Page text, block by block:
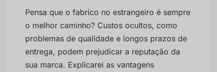
Pensa que o fabrico no estrangeiro é sempre
o melhor caminho? Custos ocultos, como
problemas de qualidade e longos prazos de
entrega, podem prejudicar a reputação da
sua marca. Explicarei as vantagens